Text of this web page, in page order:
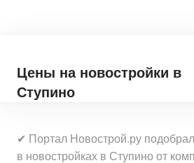
Цены на новостройки в
Ступино
✔ Портал Новострой.ру
в новостройках в Ступино от